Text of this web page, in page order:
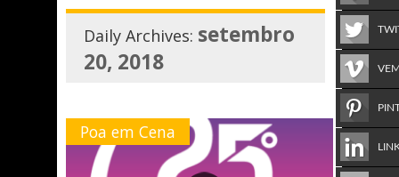
Daily Archives: setembro
20, 2018
Poa em Cena